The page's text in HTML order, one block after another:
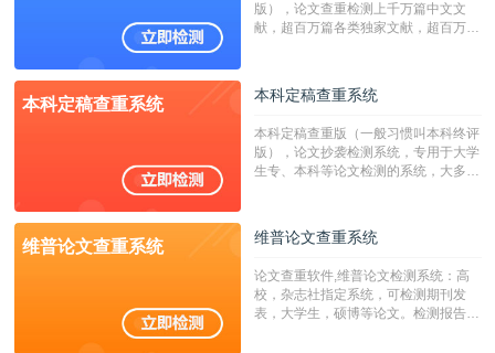
版），论文查重检测上千万篇中文文
献，超百万篇各类独家文献，超百万港
校用来检测硕博论文的系统，检测范围
广，数据来源真实，检测算法合理!本
字符数30万）
本科定稿查重系统 本科定稿查重系统
本科定稿查重版（一般习惯叫本科终评
版），论文抄袭检测系统，专用于大学
生专、本科等论文检测的系统，大多数
维普论文查重系统 维普论文查重系统
论文查重软件,维普论文检测系统：高
校，杂志社指定系统，可检测期刊发
表，大学生，硕博等论文。检测报告支